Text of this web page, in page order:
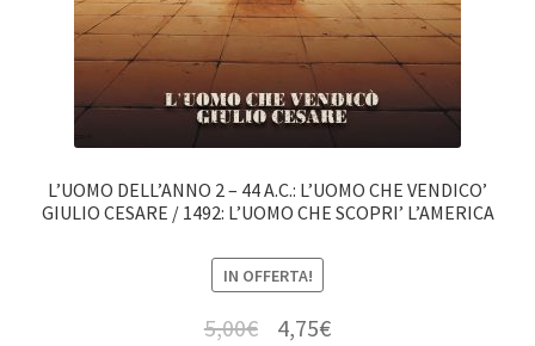
L’UOMO DELL’ANNO 2 – 44 A.C.: L’UOMO CHE VENDICO’
GIULIO CESARE / 1492: L’UOMO CHE SCOPRI’ L’AMERICA
IN OFFERTA!
5,00€ 4,75€